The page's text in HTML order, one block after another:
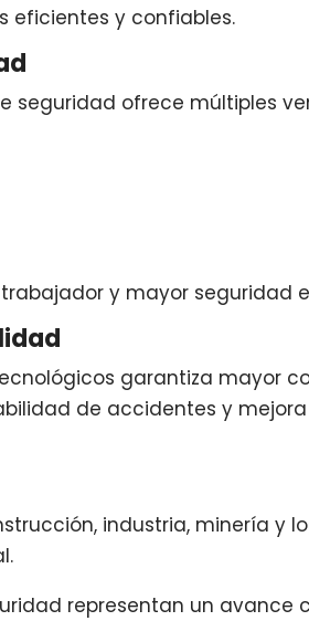
eficientes y confiables.
seguridad ofrece múltiples
y mayor seguridad
garantiza mayor
de accidentes y
industria, minería y
representan un avance